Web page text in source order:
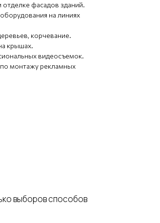
фасадов зданий.
на линиях
корчевание.
крышах.
видеосъемок.
монтажу рекламных
выборов способов